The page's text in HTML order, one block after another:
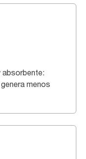
absorbente:
menos